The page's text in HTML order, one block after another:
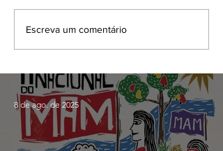
Escreva um comentário
8 de ago. de 2025